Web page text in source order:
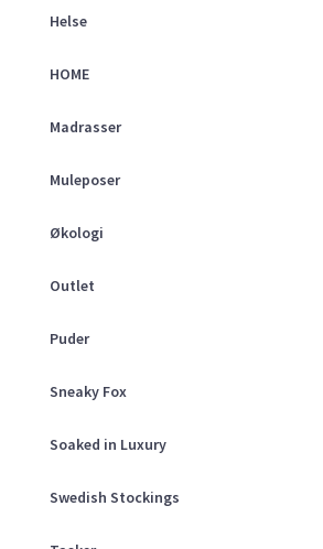
Helse
HOME
Madrasser
Muleposer
Økologi
Outlet
Puder
Sneaky Fox
Soaked in Luxury
Swedish Stockings